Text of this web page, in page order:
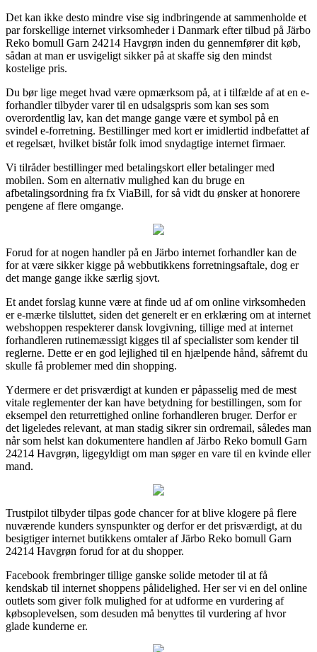
Det kan ikke desto mindre vise sig indbringende at sammenholde et
par forskellige internet virksomheder i Danmark efter tilbud på Järbo
Reko bomull Garn 24214 Havgrøn inden du gennemfører dit køb,
sådan at man er usvigeligt sikker på at skaffe sig den mindst
kostelige pris.
Du bør lige meget hvad være opmærksom på, at i tilfælde af at en e-
forhandler tilbyder varer til en udsalgspris som kan ses som
overordentlig lav, kan det mange gange være et symbol på en
svindel e-forretning. Bestillinger med kort er imidlertid indbefattet af
et regelsæt, hvilket bistår folk imod snydagtige internet firmaer.
Vi tilråder bestillinger med betalingskort eller betalinger med
mobilen. Som en alternativ mulighed kan du bruge en
afbetalingsordning fra fx ViaBill, for så vidt du ønsker at honorere
pengene af flere omgange.
Forud for at nogen handler på en Järbo internet forhandler kan de
for at være sikker kigge på webbutikkens forretningsaftale, dog er
det mange gange ikke særlig sjovt.
Et andet forslag kunne være at finde ud af om online virksomheden
er e-mærke tilsluttet, siden det generelt er en erklæring om at internet
webshoppen respekterer dansk lovgivning, tillige med at internet
forhandleren rutinemæssigt kigges til af specialister som kender til
reglerne. Dette er en god lejlighed til en hjælpende hånd, såfremt du
skulle få problemer med din shopping.
Ydermere er det prisværdigt at kunden er påpasselig med de mest
vitale reglementer der kan have betydning for bestillingen, som for
eksempel den returrettighed online forhandleren bruger. Derfor er
det ligeledes relevant, at man stadig sikrer sin ordremail, således man
når som helst kan dokumentere handlen af Järbo Reko bomull Garn
24214 Havgrøn, ligegyldigt om man søger en vare til en kvinde eller
mand.
Trustpilot tilbyder tilpas gode chancer for at blive klogere på flere
nuværende kunders synspunkter og derfor er det prisværdigt, at du
besigtiger internet butikkens omtaler af Järbo Reko bomull Garn
24214 Havgrøn forud for at du shopper.
Facebook frembringer tillige ganske solide metoder til at få
kendskab til internet shoppens pålidelighed. Her ser vi en del online
outlets som giver folk mulighed for at udforme en vurdering af
købsoplevelsen, som desuden må benyttes til vurdering af hvor
glade kunderne er.